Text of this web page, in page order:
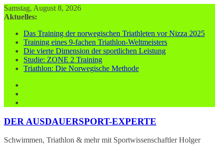
Zum
Inhalt
Samstag, August 8, 2026
Aktuelles:
Das Training der norwegischen Triathleten vor Nizza 2025
Training eines 9-fachen Triathlon-Weltmeisters
Die vierte Dimension der sportlichen Leistung
Studie: ZONE 2 Training
Triathlon: Die Norwegische Methode
DER AUSDAUERSPORT-EXPERTE
Schwimmen, Triathlon & mehr mit Sportwissenschaftler Holger